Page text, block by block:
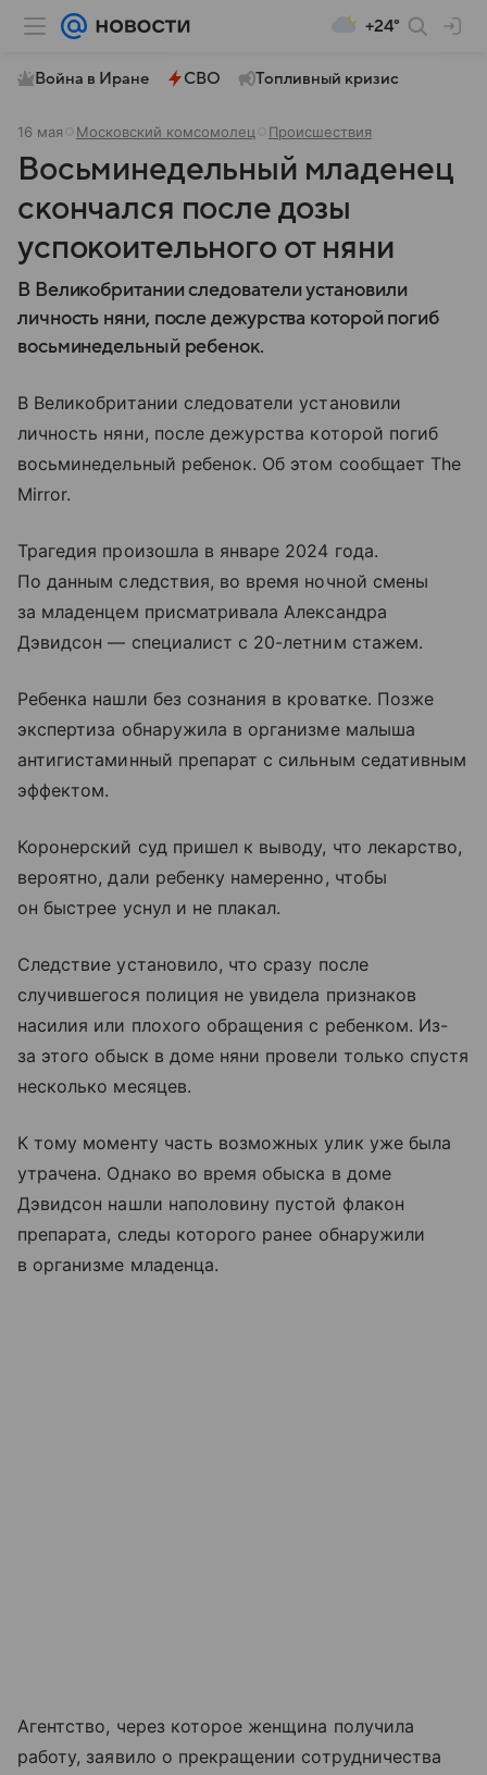
+24°
Война в Иране СВО Топливный кризис
16 мая Московский комсомолец Происшествия
Восьминедельный младенец
скончался после дозы
успокоительного от няни
В Великобритании следователи установили
личность няни, после дежурства которой погиб
восьминедельный ребенок.
В Великобритании следователи установили
личность няни, после дежурства которой погиб
восьминедельный ребенок. Об этом сообщает The
Mirror.
Трагедия произошла в январе 2024 года.
По данным следствия, во время ночной смены
за младенцем присматривала Александра
Дэвидсон — специалист с 20-летним стажем.
Ребенка нашли без сознания в кроватке. Позже
экспертиза обнаружила в организме малыша
антигистаминный препарат с сильным седативным
эффектом.
Коронерский суд пришел к выводу, что лекарство,
вероятно, дали ребенку намеренно, чтобы
он быстрее уснул и не плакал.
Следствие установило, что сразу после
случившегося полиция не увидела признаков
насилия или плохого обращения с ребенком. Из-
за этого обыск в доме няни провели только спустя
несколько месяцев.
К тому моменту часть возможных улик уже была
утрачена. Однако во время обыска в доме
Дэвидсон нашли наполовину пустой флакон
препарата, следы которого ранее обнаружили
в организме младенца.
Агентство, через которое женщина получила
работу, заявило о прекращении сотрудничества